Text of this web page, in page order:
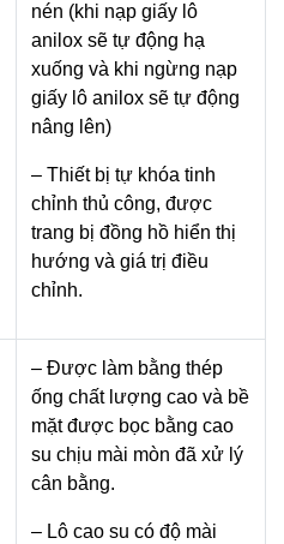
nén (khi nạp giấy lô
anilox sẽ tự động hạ
xuống và khi ngừng nạp
giấy lô anilox sẽ tự động
nâng lên)
– Thiết bị tự khóa tinh
chỉnh thủ công, được
trang bị đồng hồ hiển thị
hướng và giá trị điều
chỉnh.
– Được làm bằng thép
ống chất lượng cao và bề
mặt được bọc bằng cao
su chịu mài mòn đã xử lý
cân bằng.
– Lô cao su có độ mài